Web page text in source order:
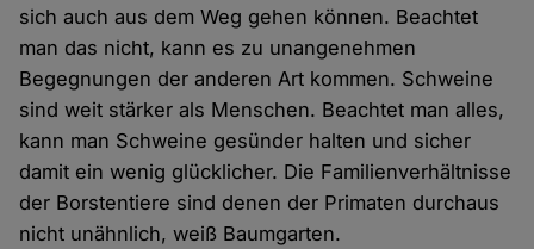
sich auch aus dem Weg gehen können. Beachtet
man das nicht, kann es zu unangenehmen
Begegnungen der anderen Art kommen. Schweine
sind weit stärker als Menschen. Beachtet man alles,
kann man Schweine gesünder halten und sicher
damit ein wenig glücklicher. Die Familienverhältnisse
der Borstentiere sind denen der Primaten durchaus
nicht unähnlich, weiß Baumgarten.